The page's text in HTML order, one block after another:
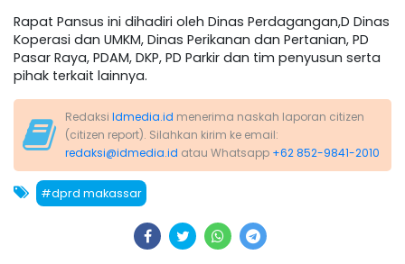
Rapat Pansus ini dihadiri oleh Dinas Perdagangan,D Dinas
Koperasi dan UMKM, Dinas Perikanan dan Pertanian, PD
Pasar Raya, PDAM, DKP, PD Parkir dan tim penyusun serta
pihak terkait lainnya.
Redaksi Idmedia.id menerima naskah laporan citizen
(citizen report). Silahkan kirim ke email:
redaksi@idmedia.id atau Whatsapp +62 852-9841-2010
#dprd makassar